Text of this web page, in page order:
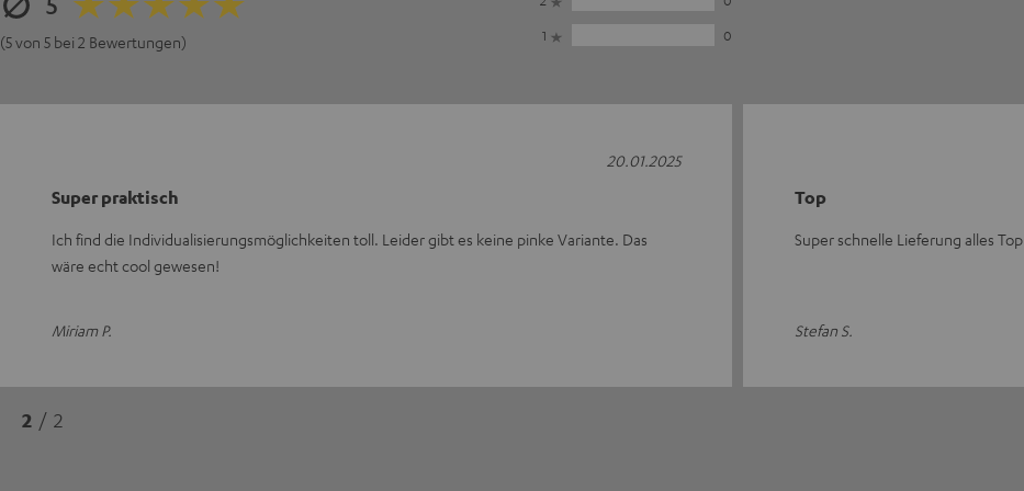
(5 von 5 bei 2 Bewertungen)
1
0
Super praktisch
Ich find die Individualisierungsmöglichkeiten toll. Leider gibt es keine pinke Variante. Das
wäre echt cool gewesen!
Miriam P.
20.01.2025
Top
Super schnelle Lieferung alles Top
Stefan S.
2 / 2